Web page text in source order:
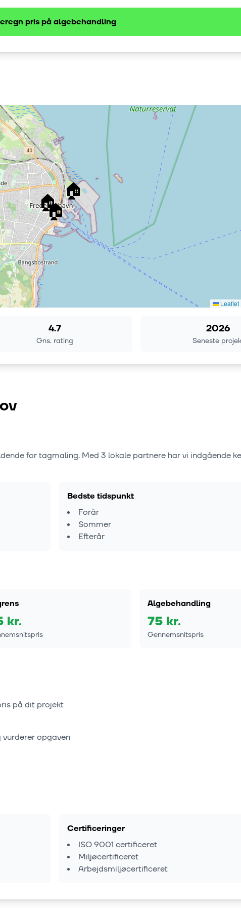
pris påalgebehandling
🏠
🏠 🏠
Leaflet
4.7
Gns. rating
2026
Seneste
for tagmaling. Med 3 lokale partnere har vi indgående
Bedste tidspunkt
Forår
Sommer
Efterår
kr.
Algebehandling
75kr.
Gennemsnitspris
på dit projekt
opgaven
Certificeringer
ISO 9001 certificeret
Miljøcertificeret
Arbejdsmiljøcertificeret